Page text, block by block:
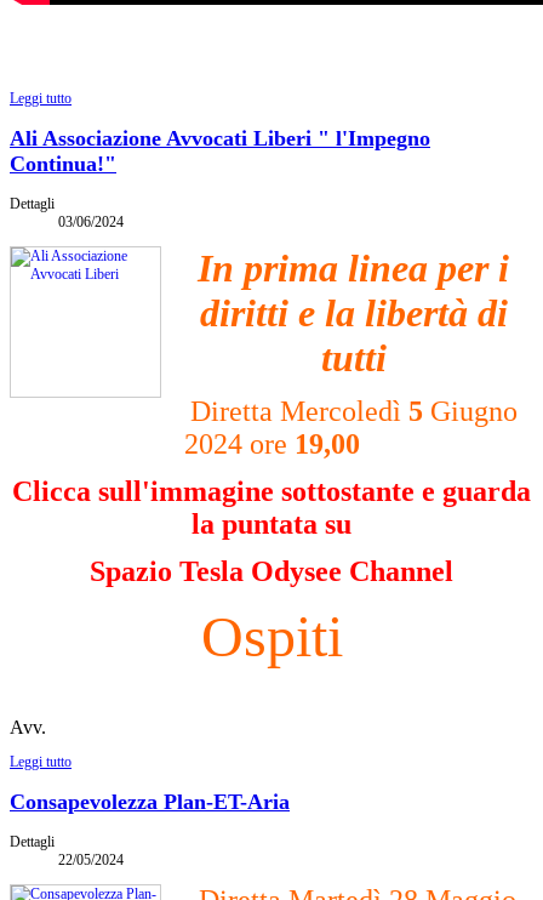
Leggi tutto
Ali Associazione Avvocati Liberi " l'Impegno
Continua!"
Dettagli
03/06/2024
In prima linea per i
diritti e la libertà di
tutti
Diretta Mercoledì 5Giugno
2024 ore 19,00
Clicca sull'immagine sottostante e guarda
la puntata su
Spazio Tesla Odysee Channel
Ospiti
Avv.
Leggi tutto
Consapevolezza Plan-ET-Aria
Dettagli
22/05/2024